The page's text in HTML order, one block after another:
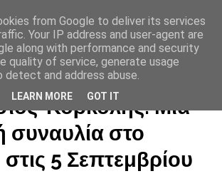
Κορκολής: Μια
συναυλία στο
5 Σεπτεμβρίου
from Google to deliver its services
Your IP address and user-agent are
along with performance and security
quality of service, generate usage
and address abuse.
LEARN MORE GOT IT